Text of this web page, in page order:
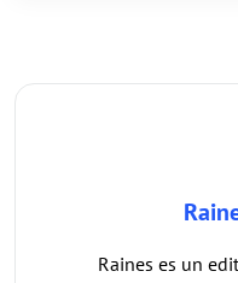
Raines es un